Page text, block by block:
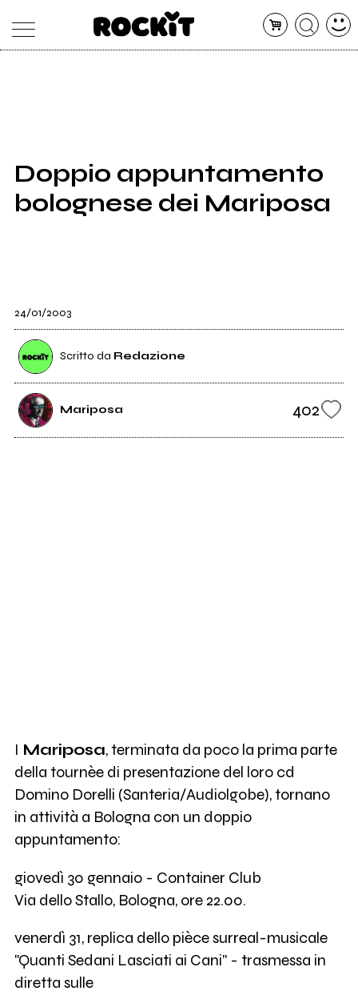
SHOP
RADIO
Doppio appuntamento
bolognese dei Mariposa
24/01/2003
Scritto da Redazione
Mariposa 402
I Mariposa, terminata da poco la prima parte
della tournèe di presentazione del loro cd
Domino Dorelli (Santeria/Audiolgobe), tornano
in attività a Bologna con un doppio
appuntamento:
giovedì 30 gennaio - Container Club
Via dello Stallo, Bologna, ore 22.00.
venerdì 31, replica dello pièce surreal-musicale
"Quanti Sedani Lasciati ai Cani" - trasmessa in
diretta sulle